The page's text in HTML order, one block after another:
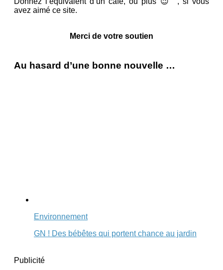
avez aimé ce site.
Merci de votre soutien
Au hasard d’une bonne nouvelle …
Environnement
GN ! Des bébêtes qui portent chance au jardin
Publicité